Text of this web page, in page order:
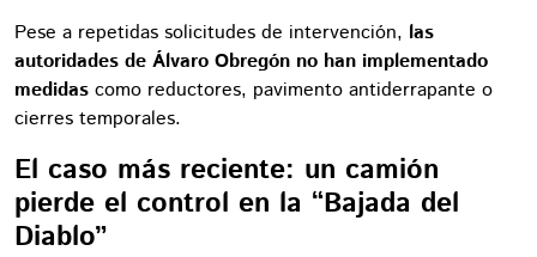
Pese a repetidas solicitudes de intervención, las
autoridades de Álvaro Obregón no han implementado
medidas como reductores, pavimento antiderrapante o
cierres temporales.
El caso más reciente: un camión
pierde el control en la “Bajada del
Diablo”